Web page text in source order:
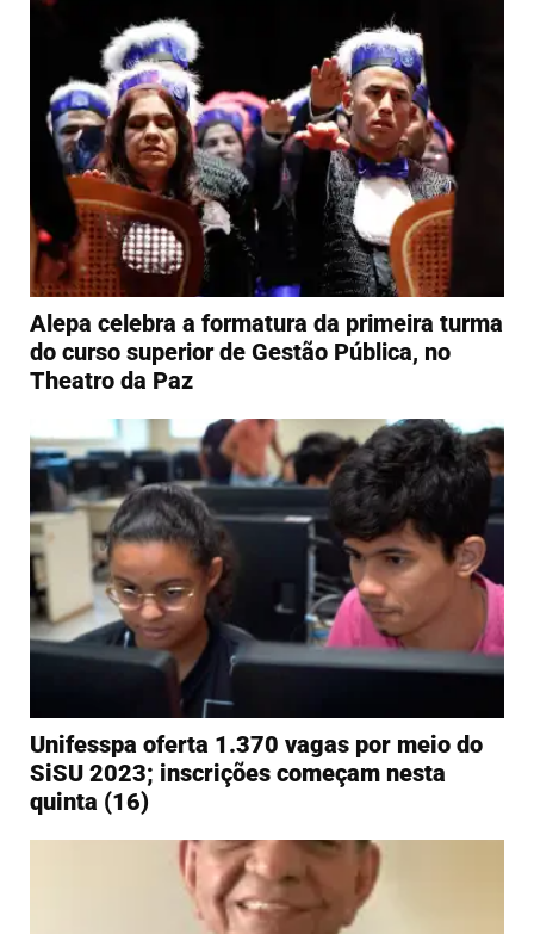
Alepa celebra a formatura da primeira turma
do curso superior de Gestão Pública, no
Theatro da Paz
Unifesspa oferta 1.370 vagas por meio do
SiSU 2023; inscrições começam nesta
quinta (16)